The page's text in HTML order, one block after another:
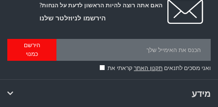
האם אתה רוצה להיות הראשון לדעת על הנחות?
הירשמו לניוזלטר שלנו
הירשם
כמנוי
ואני מסכים לתנאים תקנון האתרקראתי את
מידע